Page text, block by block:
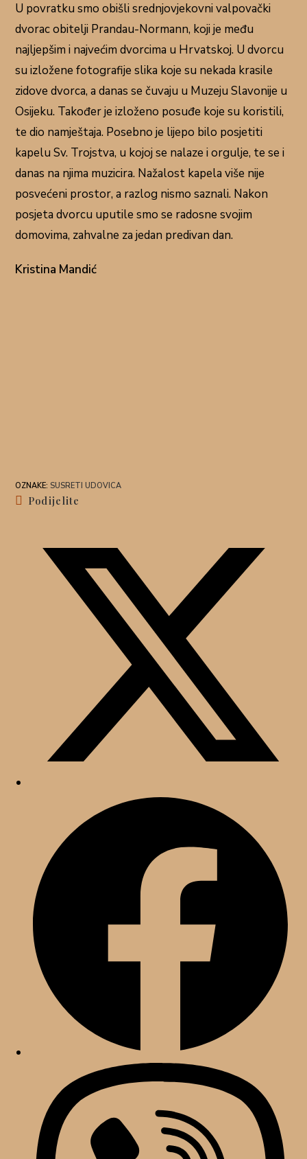
U povratku smo obišli srednjovjekovni valpovački
dvorac obitelji Prandau-Normann, koji je među
najljepšim i najvećim dvorcima u Hrvatskoj. U dvorcu
su izložene fotografije slika koje su nekada krasile
zidove dvorca, a danas se čuvaju u Muzeju Slavonije u
Osijeku. Također je izloženo posuđe koje su koristili,
te dio namještaja. Posebno je lijepo bilo posjetiti
kapelu Sv. Trojstva, u kojoj se nalaze i orgulje, te se i
danas na njima muzicira. Nažalost kapela više nije
posvećeni prostor, a razlog nismo saznali. Nakon
posjeta dvorcu uputile smo se radosne svojim
domovima, zahvalne za jedan predivan dan.
Kristina Mandić
OZNAKE: SUSRETI UDOVICA
Podijelite